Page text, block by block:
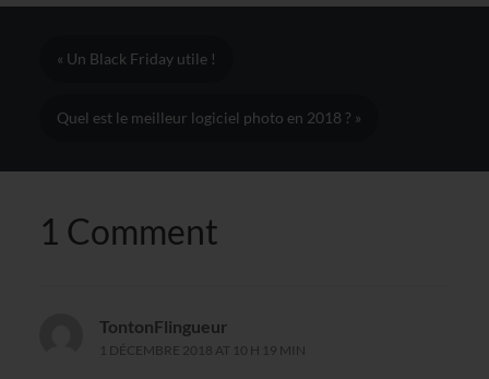
« Un Black Friday utile !
Quel est le meilleur logiciel photo en 2018 ? »
1 Comment
TontonFlingueur
1 DÉCEMBRE 2018 AT 10 H 19 MIN